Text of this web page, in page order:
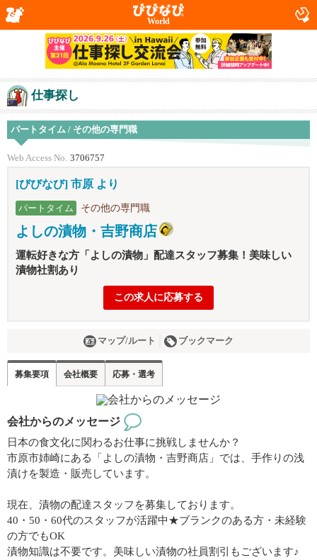
World
仕事探し
パートタイム / その他の専門職
Web Access No. 3706757
[びびなび] 市原 より
パートタイム その他の専門職
よしの漬物・吉野商店
運転好きな方「よしの漬物」配達スタッフ募集！美味しい
漬物社割あり
この求人に応募する
マップ/ルート ブックマーク
募集要項 会社概要 応募・選考
会社からのメッセージ
日本の食文化に関わるお仕事に挑戦しませんか？
市原市姉崎にある「よしの漬物・吉野商店」では、手作りの浅
漬けを製造・販売しています。
現在、漬物の配達スタッフを募集しております。
40・50・60代のスタッフが活躍中★ブランクのある方・未経験
の方でもOK
漬物知識は不要です。美味しい漬物の社員割引もございます♪